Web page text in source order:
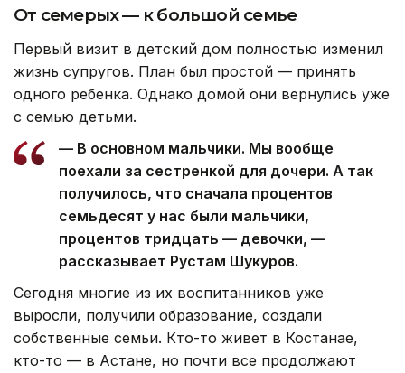
От семерых — к большой семье
Первый визит в детский дом полностью изменил
жизнь супругов. План был простой — принять
одного ребенка. Однако домой они вернулись уже
с семью детьми.
— В основном мальчики. Мы вообще
поехали за сестренкой для дочери. А так
получилось, что сначала процентов
семьдесят у нас были мальчики,
процентов тридцать — девочки, —
рассказывает Рустам Шукуров.
Сегодня многие из их воспитанников уже
выросли, получили образование, создали
собственные семьи. Кто-то живет в Костанае,
кто-то — в Астане, но почти все продолжают